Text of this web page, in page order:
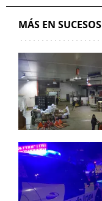
MÁS EN SUCESOS